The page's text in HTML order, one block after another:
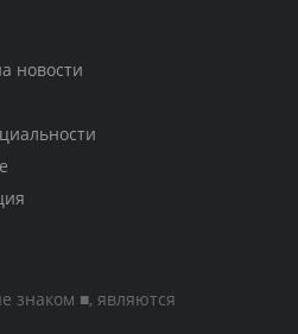
новости
знаком ■, являются